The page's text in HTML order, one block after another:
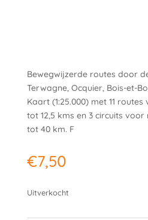
Bewegwijzerde routes door
Terwagne, Ocquier, Bois-et-
Kaart (1:25.000) met 11
tot 12,5 kms en 3 circuits
tot 40 km. F
€7,50
Uitverkocht